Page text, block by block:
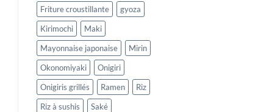
Friture croustillante
gyoza
Kirimochi
Maki
Mayonnaise japonaise
Mirin
Okonomiyaki
Onigiri
Onigiris grillés
Ramen
Riz
Riz à sushis
Saké